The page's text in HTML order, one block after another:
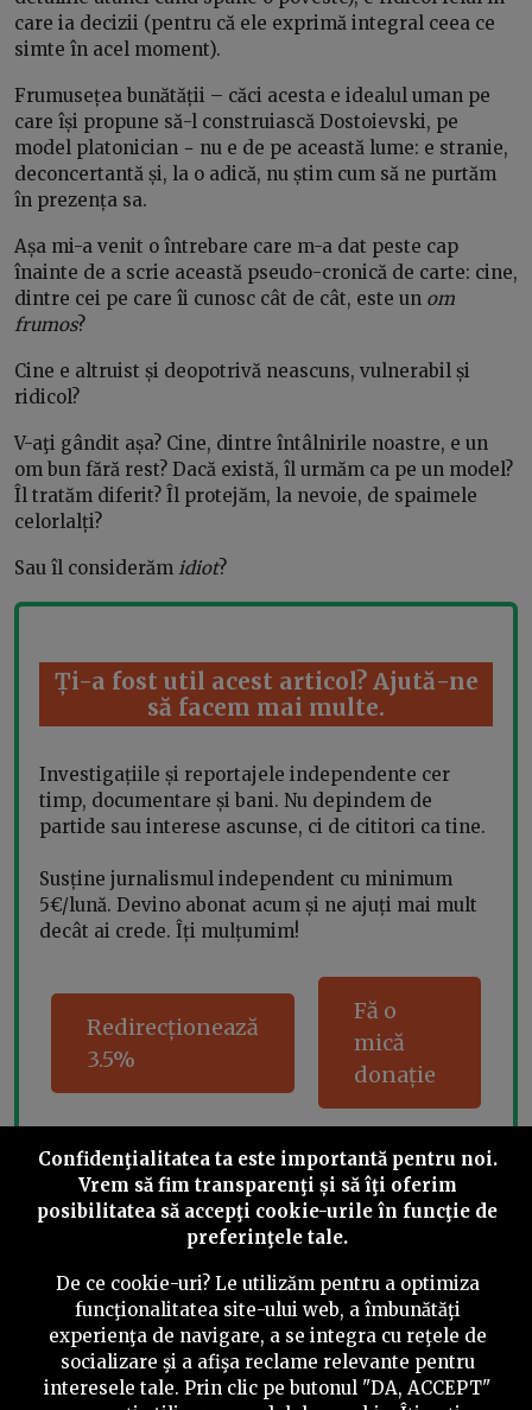
care ia decizii (pentru că ele exprimă integral ceea ce
simte în acel moment).
Frumusețea bunătății – căci acesta e idealul uman pe
care își propune să-l construiască Dostoievski, pe
model platonician − nu e de pe această lume: e stranie,
deconcertantă și, la o adică, nu știm cum să ne purtăm
în prezența sa.
Așa mi-a venit o întrebare care m-a dat peste cap
înainte de a scrie această pseudo-cronică de carte: cine,
dintre cei pe care îi cunosc cât de cât, este un om
frumos?
Cine e altruist și deopotrivă neascuns, vulnerabil și
ridicol?
V-aţi gândit așa? Cine, dintre întâlnirile noastre, e un
om bun fără rest? Dacă există, îl urmăm ca pe un model?
Îl tratăm diferit? Îl protejăm, la nevoie, de spaimele
celorlalți?
Sau îl considerăm idiot?
Ți-a fost util acest articol? Ajută-ne
să facem mai multe.
Investigațiile și reportajele independente cer
timp, documentare și bani. Nu depindem de
partide sau interese ascunse, ci de cititori ca tine.
Susține jurnalismul independent cu minimum
5€/lună. Devino abonat acum și ne ajuți mai mult
decât ai crede. Îți mulțumim!
Redirecționează
3.5%
Fă o
mică
donație
Share this
©2026PressOne.ro
Confidenţialitatea ta este importantă pentru noi.
Vrem să fim transparenţi și să îţi oferim
posibilitatea să accepţi cookie-urile în funcţie de
preferinţele tale.
De ce cookie-uri? Le utilizăm pentru a optimiza
funcţionalitatea site-ului web, a îmbunătăţi
experienţa de navigare, a se integra cu reţele de
socializare şi a afişa reclame relevante pentru
interesele tale. Prin clic pe butonul "DA, ACCEPT"